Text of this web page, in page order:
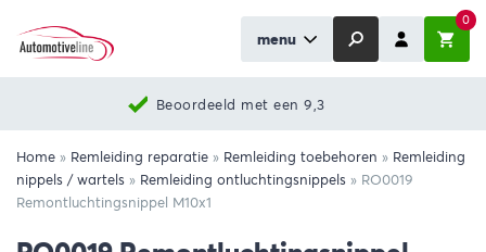
menu
0
Home » Remleiding reparatie » Remleiding toebehoren » Remleiding
nippels / wartels » Remleiding ontluchtingsnippels » RO0019
Remontluchtingsnippel M10x1